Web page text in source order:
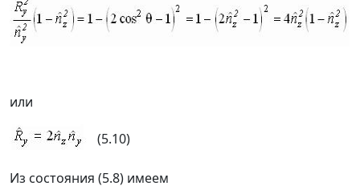
или
(5.10)
Из состояния (5.8) имеем